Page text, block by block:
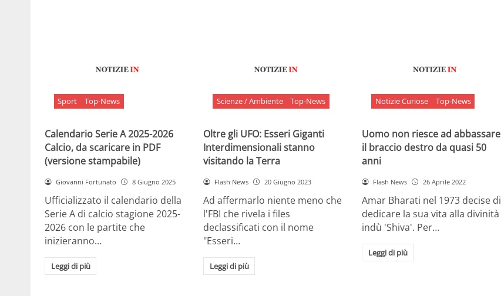
Sport Top-News
Calendario Serie A 2025-2026
Calcio, da scaricare in PDF
(versione stampabile)
Giovanni Fortunato 8 Giugno 2025
Ufficializzato il calendario della
Serie A di calcio stagione 2025-
2026 con le partite che
inizieranno…
Leggi di più
Scienze / Ambiente Top-News
Oltre gli UFO: Esseri Giganti
Interdimensionali stanno
visitando la Terra
Flash News 20 Giugno 2023
Ad affermarlo niente meno che
l'FBI che rivela i files
declassificati con il nome
"Esseri…
Leggi di più
Notizie Curiose Top-News
Uomo non riesce ad abbassare
il braccio destro da quasi 50
anni
Flash News 26 Aprile 2022
Amar Bharati nel 1973 decise di
dedicare la sua vita alla divinità
indù 'Shiva'. Per…
Leggi di più